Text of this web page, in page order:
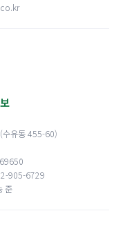
수유동 455-60)
905-6729
준